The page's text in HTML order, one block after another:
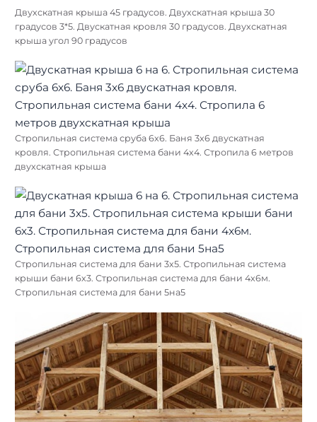
Двухскатная крыша 45 градусов. Двухскатная крыша 30
крыша угол 90 градусов
Стропильная система сруба 6х6. Баня 3х6 двускатная
двухскатная крыша
Стропильная система для бани 3х5. Стропильная система
крыши бани 6х3. Стропильная система для бани 4х6м.
Стропильная система для бани 5на5